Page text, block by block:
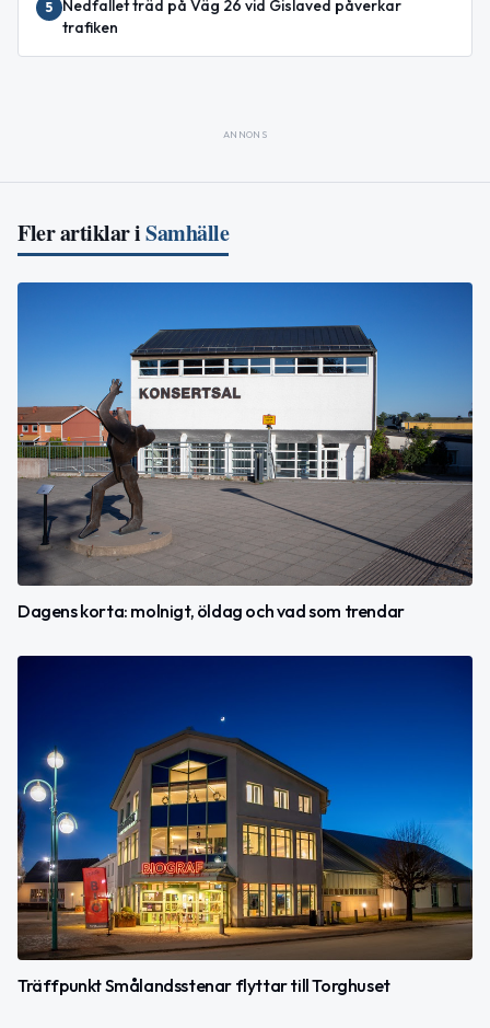
5
Nedfallet träd på Väg 26 vid Gislaved påverkar
trafiken
ANNONS
Fler artiklar iSamhälle
Dagens korta: molnigt, öldag och vad som trendar
Träffpunkt Smålandsstenar flyttar till Torghuset